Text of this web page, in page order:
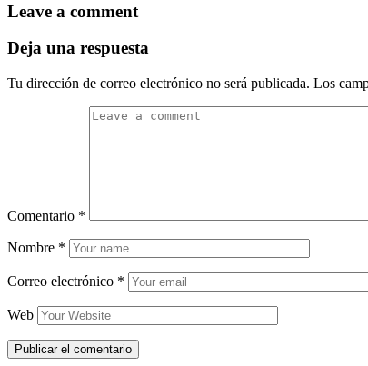
Leave a comment
Deja una respuesta
Tu dirección de correo electrónico no será publicada. Los
Comentario *
Nombre *
Correo electrónico *
Web